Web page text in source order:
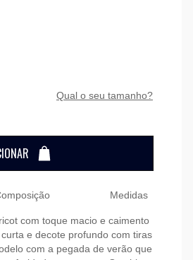
qual o seu tamanho?
Medidas
com toque macio e caimento
e decote profundo com tiras
com a pegada de verão que